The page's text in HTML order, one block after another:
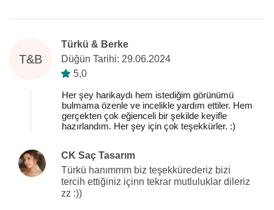
T&B
Türkü & Berke
Düğün Tarihi: 29.06.2024
5,0
Her şey harikaydı hem istediğim görünümü
bulmama özenle ve incelikle yardım ettiler. Hem
gerçekten çok eğienceli bir şekilde keyifle
hazırlandım. Her şey için çok teşekkürler. :)
CK Saç Tasarım
Türkü hanımmm biz teşekkürederiz bizi
tercih ettiğiniz içinn tekrar mutluluklar dileriz
zz :))